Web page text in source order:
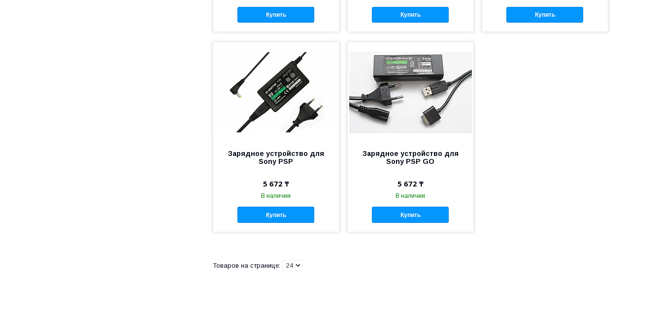
Купить Купить Купить
Зарядное устройство для
Sony PSP
5 672 ₸
В наличии
Купить
Зарядное устройство для
Sony PSP GO
5 672 ₸
В наличии
Купить